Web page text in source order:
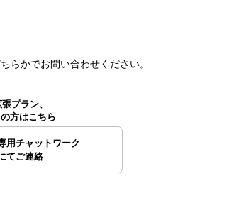
らかでお問い合わせください。
プラン、
方はこちら
用チャットワーク
てご連絡